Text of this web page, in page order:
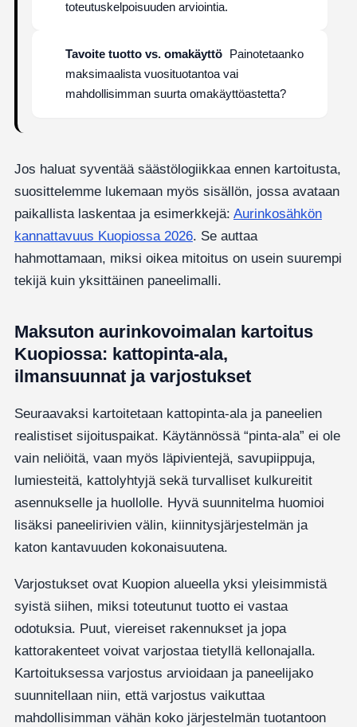
toteutuskelpoisuuden arviointia.
Tavoite tuotto vs. omakäyttö Painotetaanko
maksimaalista vuosituotantoa vai
mahdollisimman suurta omakäyttöastetta?
Jos haluat syventää säästölogiikkaa ennen kartoitusta,
suosittelemme lukemaan myös sisällön, jossa avataan
paikallista laskentaa ja esimerkkejä: Aurinkosähkön
kannattavuus Kuopiossa 2026. Se auttaa
hahmottamaan, miksi oikea mitoitus on usein suurempi
tekijä kuin yksittäinen paneelimalli.
Maksuton aurinkovoimalan kartoitus
Kuopiossa: kattopinta-ala,
ilmansuunnat ja varjostukset
Seuraavaksi kartoitetaan kattopinta-ala ja paneelien
realistiset sijoituspaikat. Käytännössä “pinta-ala” ei ole
vain neliöitä, vaan myös läpivientejä, savupiippuja,
lumiesteitä, kattolyhtyjä sekä turvalliset kulkureitit
asennukselle ja huollolle. Hyvä suunnitelma huomioi
lisäksi paneelirivien välin, kiinnitysjärjestelmän ja
katon kantavuuden kokonaisuutena.
Varjostukset ovat Kuopion alueella yksi yleisimmistä
syistä siihen, miksi toteutunut tuotto ei vastaa
odotuksia. Puut, viereiset rakennukset ja jopa
kattorakenteet voivat varjostaa tietyllä kellonajalla.
Kartoituksessa varjostus arvioidaan ja paneelijako
suunnitellaan niin, että varjostus vaikuttaa
mahdollisimman vähän koko järjestelmän tuotantoon